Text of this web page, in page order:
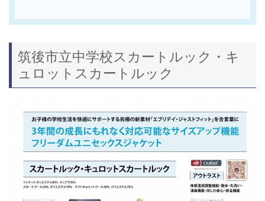
筑後市立中学校スカートルック・キ
ュロットスカートルック